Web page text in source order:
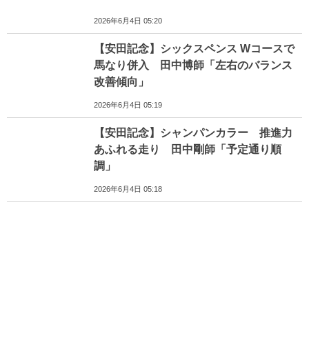
2026年6月4日 05:20
【安田記念】シックスペンス Wコースで
馬なり併入 田中博師「左右のバランス
改善傾向」
2026年6月4日 05:19
【安田記念】シャンパンカラー 推進力
あふれる走り 田中剛師「予定通り順
調」
2026年6月4日 05:18